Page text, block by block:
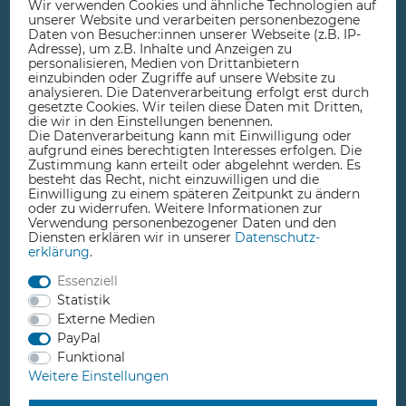
Kaufen Sie Ihre IT Ausrüstung,
Ihren 3D-Drucker und Ihre
Komponenten zur
Heimautomatisierung in unserem
spezialisierten Onlineshop.
Wenn Sie als Privatperson oder Unternehmen Hard- und
Software bestellen, finden Sie in unserem Comprise
Onlineshop viele durch uns erprobte Produkte. Wir legen
Wert darauf, Ihnen beste Preise und gleichzeitig auch eine
professionelle Unterstützung nach dem Kauf zu bieten.
Kompetente Beratung und professionellen Support
gewährleisten wir durch direkte Herstellerbeziehungen und
langjährige Erfahrung in der Betreuung von Kunden aus
Industrie, Handwerk und auch im privaten Umfeld. Comprise
ist ein deutsches Unternehmen. In unserem 600 qm großen
Wir verwenden Cookies und ähnliche Technologien auf
unserer Website und verarbeiten personenbezogene
Daten von Besucher:innen unserer Webseite (z.B. IP-
Adresse), um z.B. Inhalte und Anzeigen zu
personalisieren, Medien von Drittanbietern
einzubinden oder Zugriffe auf unsere Website zu
analysieren. Die Datenverarbeitung erfolgt erst durch
gesetzte Cookies. Wir teilen diese Daten mit Dritten,
die wir in den Einstellungen benennen.
Die Datenverarbeitung kann mit Einwilligung oder
aufgrund eines berechtigten Interesses erfolgen. Die
Zustimmung kann erteilt oder abgelehnt werden. Es
besteht das Recht, nicht einzuwilligen und die
Einwilligung zu einem späteren Zeitpunkt zu ändern
oder zu widerrufen. Weitere Informationen zur
Verwendung personenbezogener Daten und den
Diensten erklären wir in unserer Daten­schutz­
erklärung.
Essenziell
Statistik
Externe Medien
PayPal
Funktional
Weitere Einstellungen